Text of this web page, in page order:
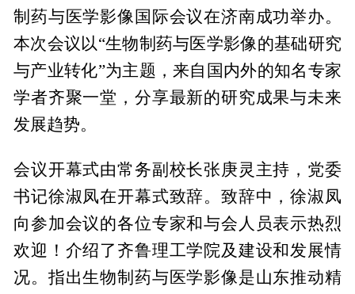
制药与医学影像国际会议在济南成功举办。
本次会议以“生物制药与医学影像的基础研究
与产业转化”为主题，来自国内外的知名专家
学者齐聚一堂，分享最新的研究成果与未来
发展趋势。
会议开幕式由常务副校长张庚灵主持，党委
书记徐淑凤在开幕式致辞。致辞中，徐淑凤
向参加会议的各位专家和与会人员表示热烈
欢迎！介绍了齐鲁理工学院及建设和发展情
况。指出生物制药与医学影像是山东推动精